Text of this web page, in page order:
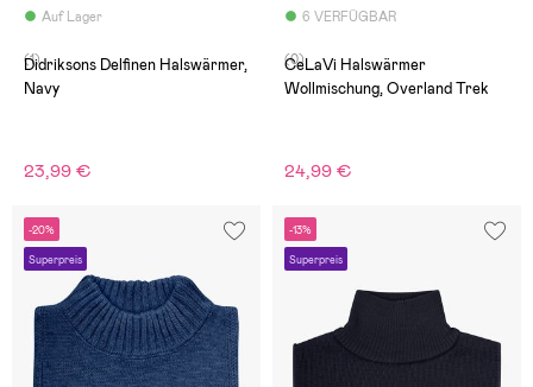
Auf Lager
(1)
Didriksons Delfinen Halswärmer,
Navy
23,99 €
6 VERFÜGBAR
(0)
CeLaVi Halswärmer
Wollmischung, Overland Trek
24,99 €
-20%
Superpreis
-13%
Superpreis